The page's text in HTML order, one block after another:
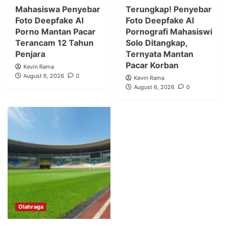
Mahasiswa Penyebar
Foto Deepfake AI
Porno Mantan Pacar
Terancam 12 Tahun
Penjara
Kevin Rama
August 6, 2026
0
Terungkap! Penyebar
Foto Deepfake AI
Pornografi Mahasiswi
Solo Ditangkap,
Ternyata Mantan
Pacar Korban
Kevin Rama
August 6, 2026
0
Olahraga